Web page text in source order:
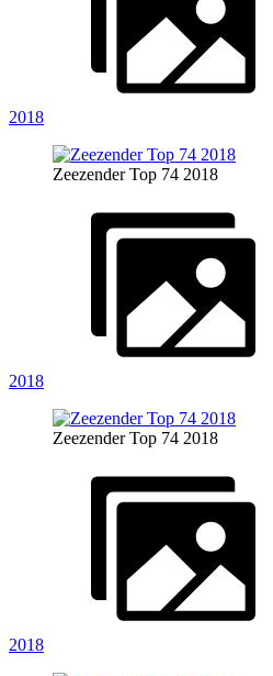
2018
Zeezender Top 74 2018
2018
Zeezender Top 74 2018
2018